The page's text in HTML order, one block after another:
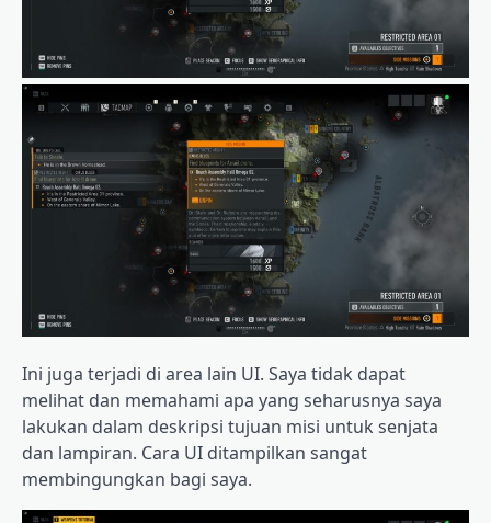
Ini juga terjadi di area lain UI. Saya tidak dapat
melihat dan memahami apa yang seharusnya saya
lakukan dalam deskripsi tujuan misi untuk senjata
dan lampiran. Cara UI ditampilkan sangat
membingungkan bagi saya.